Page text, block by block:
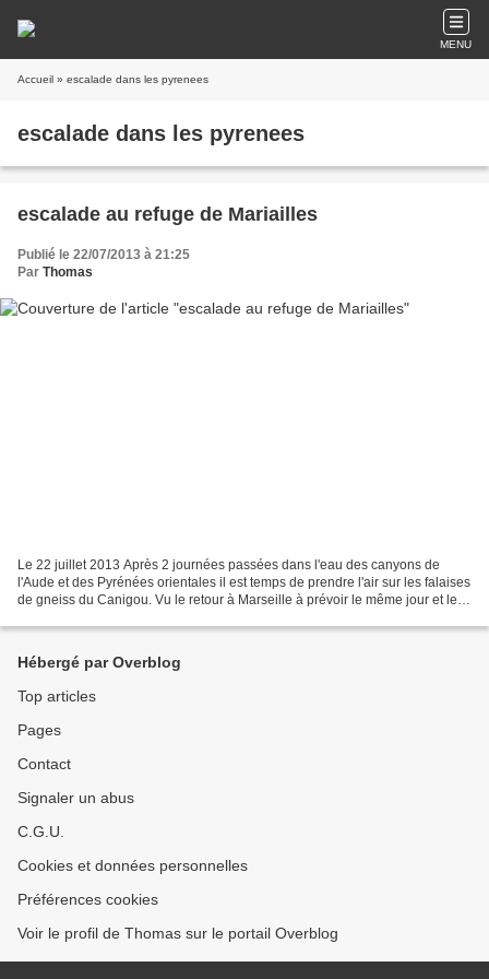
MENU
Accueil » escalade dans les pyrenees
escalade dans les pyrenees
escalade au refuge de Mariailles
Publié le 22/07/2013 à 21:25
Par Thomas
Le 22 juillet 2013 Après 2 journées passées dans l'eau des canyons de
l'Aude et des Pyrénées orientales il est temps de prendre l'air sur les falaises
de gneiss du Canigou. Vu le retour à Marseille à prévoir le même jour et les
Hébergé par Overblog
Top articles
Pages
Contact
Signaler un abus
C.G.U.
Cookies et données personnelles
Préférences cookies
Voir le profil de Thomas sur le portail Overblog